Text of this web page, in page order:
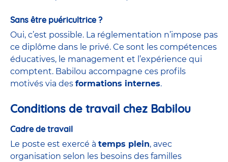
Sans être puéricultrice ?
Oui, c’est possible. La réglementation n’impose pas
ce diplôme dans le privé. Ce sont les compétences
éducatives, le management et l’expérience qui
comptent. Babilou accompagne ces profils
motivés via des formations internes.
Conditions de travail chez Babilou
Cadre de travail
Le poste est exercé à temps plein, avec
organisation selon les besoins des familles